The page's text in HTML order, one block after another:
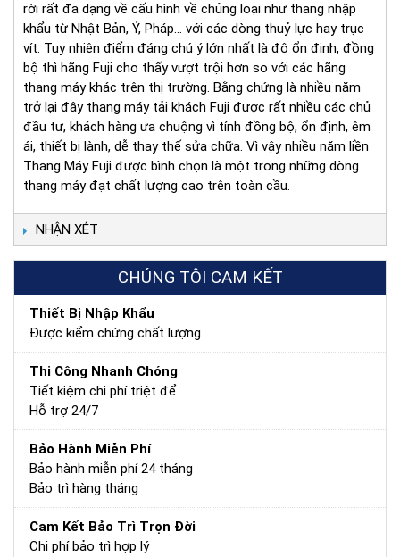
rời rất đa dạng về cấu hình về chủng loại như thang nhập
khẩu từ Nhật Bản, Ý, Pháp… với các dòng thuỷ lực hay trục
vít. Tuy nhiên điểm đáng chú ý lớn nhất là độ ổn định, đồng
bộ thì hãng Fuji cho thấy vượt trội hơn so với các hãng
thang máy khác trên thị trường. Bằng chứng là nhiều năm
trở lại đây thang máy tải khách Fuji được rất nhiều các chủ
đầu tư, khách hàng ưa chuộng vì tính đồng bộ, ổn định, êm
ái, thiết bị lành, dễ thay thế sửa chữa. Vì vậy nhiều năm liền
Thang Máy Fuji được bình chọn là một trong những dòng
thang máy đạt chất lượng cao trên toàn cầu.
NHẬN XÉT
CHÚNG TÔI CAM KẾT
Thiết Bị Nhập Khẩu
Được kiểm chứng chất lượng
Thi Công Nhanh Chóng
Tiết kiệm chi phí triệt để
Hỗ trợ 24/7
Bảo Hành Miễn Phí
Bảo hành miễn phí 24 tháng
Bảo trì hàng tháng
Cam Kết Bảo Trì Trọn Đời
Chi phí bảo trì hợp lý